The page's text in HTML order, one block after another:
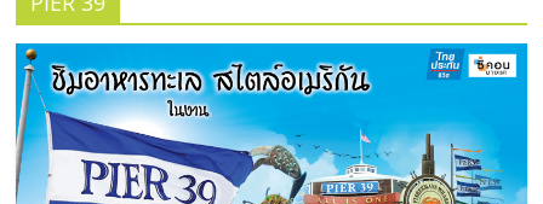
SME
แห่ง
ประเทศไทย,